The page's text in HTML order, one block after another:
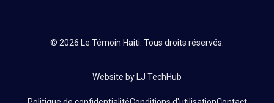
© 2026 Le Témoin Haiti. Tous droits réservés.
Website by LJ TechHub